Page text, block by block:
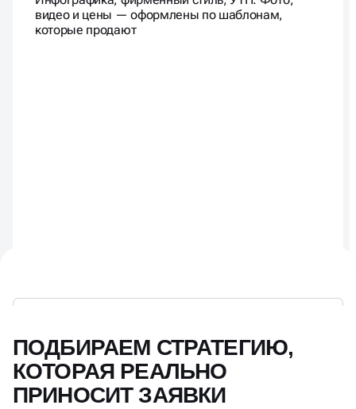
видео и цены — оформлены по шаблонам,
которые продают
ПОДБИРАЕМ СТРАТЕГИЮ,
КОТОРАЯ РЕАЛЬНО
ПРИНОСИТ ЗАЯВКИ